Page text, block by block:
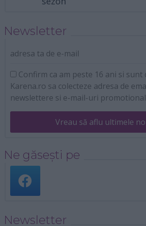
Newsletter
adresa ta de e-mail
Confirm ca am peste 16 ani si sunt
Karena.ro sa colecteze adresa de
newslettere si e-mail-uri
Vreau să aflu ultimele
Ne găsești pe
Newsletter